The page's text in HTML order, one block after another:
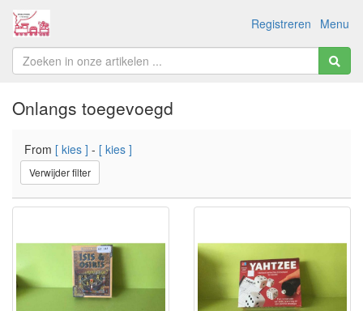
Menu
Registreren
Onlangs toegevoegd
From [ kies ] - [ kies ]
Verwijder filter